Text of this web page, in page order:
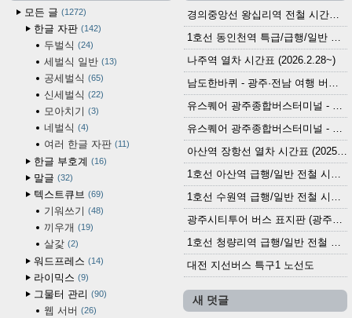
모든 글
1272
한글 자판 142
두벌식 24
세벌식 일반 13
공세벌식 65
신세벌식 22
모아치기 3
네벌식 4
여러 한글 자판 11
한글 부호계 16
말글 32
텍스트큐브 69
기워쓰기 48
끼우개 19
살갗 2
워드프레스 14
라이믹스 9
그물터 관리 90
웹 서버 26
경의중앙선 왕십리역 전철 시간표 (2026.4.20~)
1호선 동인천역 특급/급행/일반 전철 시간표 (2026.2.28~)
나주역 열차 시간표 (2026.2.28~)
남도한바퀴 - 광주·전남 여행 버스 노선 (2026.3.1~5.31)
유스퀘어 광주종합버스터미널 - 곡성,순천／화순,보성,율포 방면 시외버스 시간표 (2026.1.31)
유스퀘어 광주종합버스터미널 - 담양, 순창, 남원, 무주, 장수, 거창, 대구 방면 시외버스 시간표 (2026...
아산역 장항선 열차 시간표 (2025.12.30 기준) (무궁화호, ITX-마음, 새마을호, 서해금빛열차)
1호선 아산역 급행/일반 전철 시간표 (2025.12.30~)
1호선 수원역 급행/일반 전철 시간표 (2025.12.30~)
광주시티투어 버스 표지판 (광주역 정류장) (2024?)
1호선 청량리역 급행/일반 전철 시간표 · 노선도 (2025.12.30~)
대전 지선버스 특구1 노선도
새 덧글